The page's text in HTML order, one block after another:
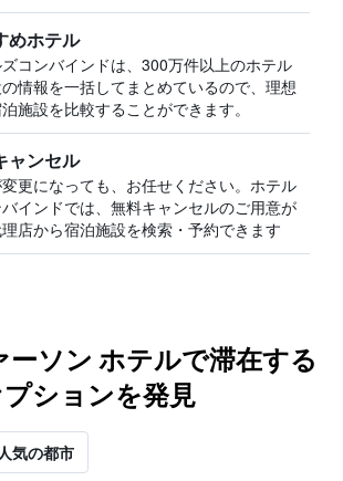
めホテル
コンバインドは、300万件以上のホテル
情報を一括してまとめているので、理想
施設を比較することができます。
ャンセル
更になっても、お任せください。ホテル
インドでは、無料キャンセルのご用意が
店から宿泊施設を検索・予約できます
ーソン ホテルで滞在する
ションを発見
人気の都市